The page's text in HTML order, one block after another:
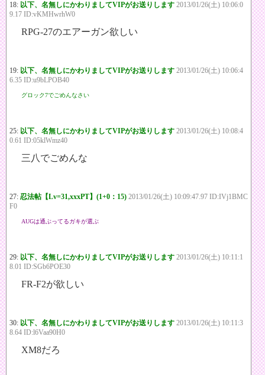
18: 以下、名無しにかわりましてVIPがお送りします 2013/01/26(土) 10:06:0
9.17 ID:vKMHwrhW0
RPG-27のエアーガン欲しい
19: 以下、名無しにかわりましてVIPがお送りします 2013/01/26(土) 10:06:4
6.35 ID:u9bLPOB40
グロック7でごめんなさい
25: 以下、名無しにかわりましてVIPがお送りします 2013/01/26(土) 10:08:4
0.61 ID:05klWmz40
三八でごめんな
27: 忍法帖【Lv=31,xxxPT】(1+0：15) 2013/01/26(土) 10:09:47.97 ID:IVj1BMC
F0
AUGは通ぶってるガキが選ぶ
29: 以下、名無しにかわりましてVIPがお送りします 2013/01/26(土) 10:11:1
8.01 ID:SGb6POE30
FR-F2が欲しい
30: 以下、名無しにかわりましてVIPがお送りします 2013/01/26(土) 10:11:3
8.64 ID:l6Vaa90H0
XM8だろ